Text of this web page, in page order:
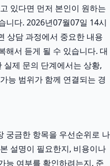
있다면 먼저 본인이 원하는
니다. 2026년07월07일 14시
상담 과정에서 중요한 내용
해서 듣게 될 수 있습니다. 대
제 문의 단계에서는 상황,
능 범위가 함께 연결되는 경
궁금한 항목을 우선순위로 나
설명이 필요한지, 비용이나
능 여부를 확인하려는지, 준